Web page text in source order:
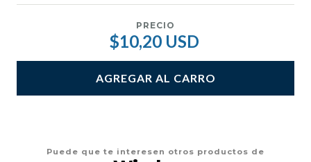
PRECIO
$10,20 USD
AGREGAR AL CARRO
Puede que te interesen otros productos de